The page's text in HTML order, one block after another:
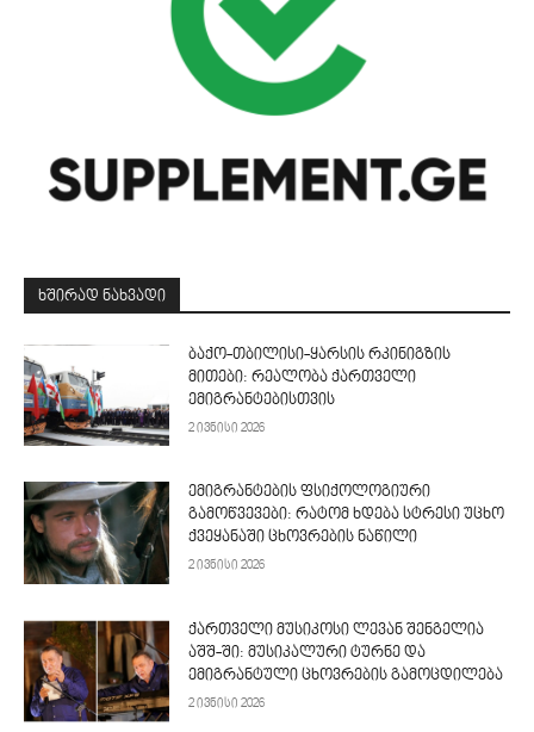
ᲮᲨᲘᲠᲐᲓ ᲜᲐᲮᲕᲐᲓᲘ
ბაქო-თბილისი-ყარსის რკინიგზის
მითები: რეალობა ქართველი
ემიგრანტებისთვის
2 ივნისი 2026
ემიგრანტების ფსიქოლოგიური
გამოწვევები: რატომ ხდება სტრესი უცხო
ქვეყანაში ცხოვრების ნაწილი
2 ივნისი 2026
ქართველი მუსიკოსი ლევან შენგელია
აშშ-ში: მუსიკალური ტურნე და
ემიგრანტული ცხოვრების გამოცდილება
2 ივნისი 2026